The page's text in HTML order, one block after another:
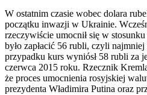
W ostatnim czasie wobec dolara
początku inwazji w Ukrainie.
rzeczywiście umocnił się w
było zapłacić 56 rubli, czyli
przypadku kurs wyniósł 58 rubli za
czerwca 2015 roku. Rzecznik
że proces umocnienia rosyjskiej
prezydenta Władimira Putina oraz